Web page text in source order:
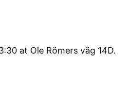
at Ole Römers väg 14D.